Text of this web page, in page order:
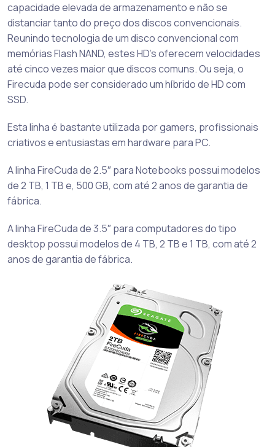
capacidade elevada de armazenamento e não se
distanciar tanto do preço dos discos convencionais.
Reunindo tecnologia de um disco convencional com
memórias Flash NAND, estes HD’s oferecem velocidades
até cinco vezes maior que discos comuns. Ou seja, o
Firecuda pode ser considerado um híbrido de HD com
SSD.
Esta linha é bastante utilizada por gamers, profissionais
criativos e entusiastas em hardware para PC.
A linha FireCuda de 2.5″ para Notebooks possui modelos
de 2 TB, 1 TB e, 500 GB, com até 2 anos de garantia de
fábrica.
A linha FireCuda de 3.5″ para computadores do tipo
desktop possui modelos de 4 TB, 2 TB e 1 TB, com até 2
anos de garantia de fábrica.